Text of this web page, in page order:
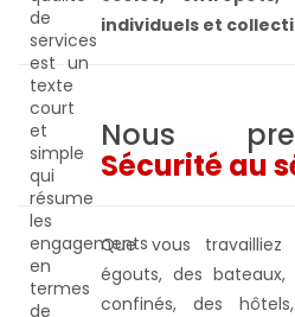
individuels et
Nous
Sécurité au
Que vous
égouts, des bateaux,
confinés, des